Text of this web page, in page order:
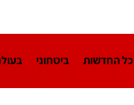
כל החדשות ביטחוני